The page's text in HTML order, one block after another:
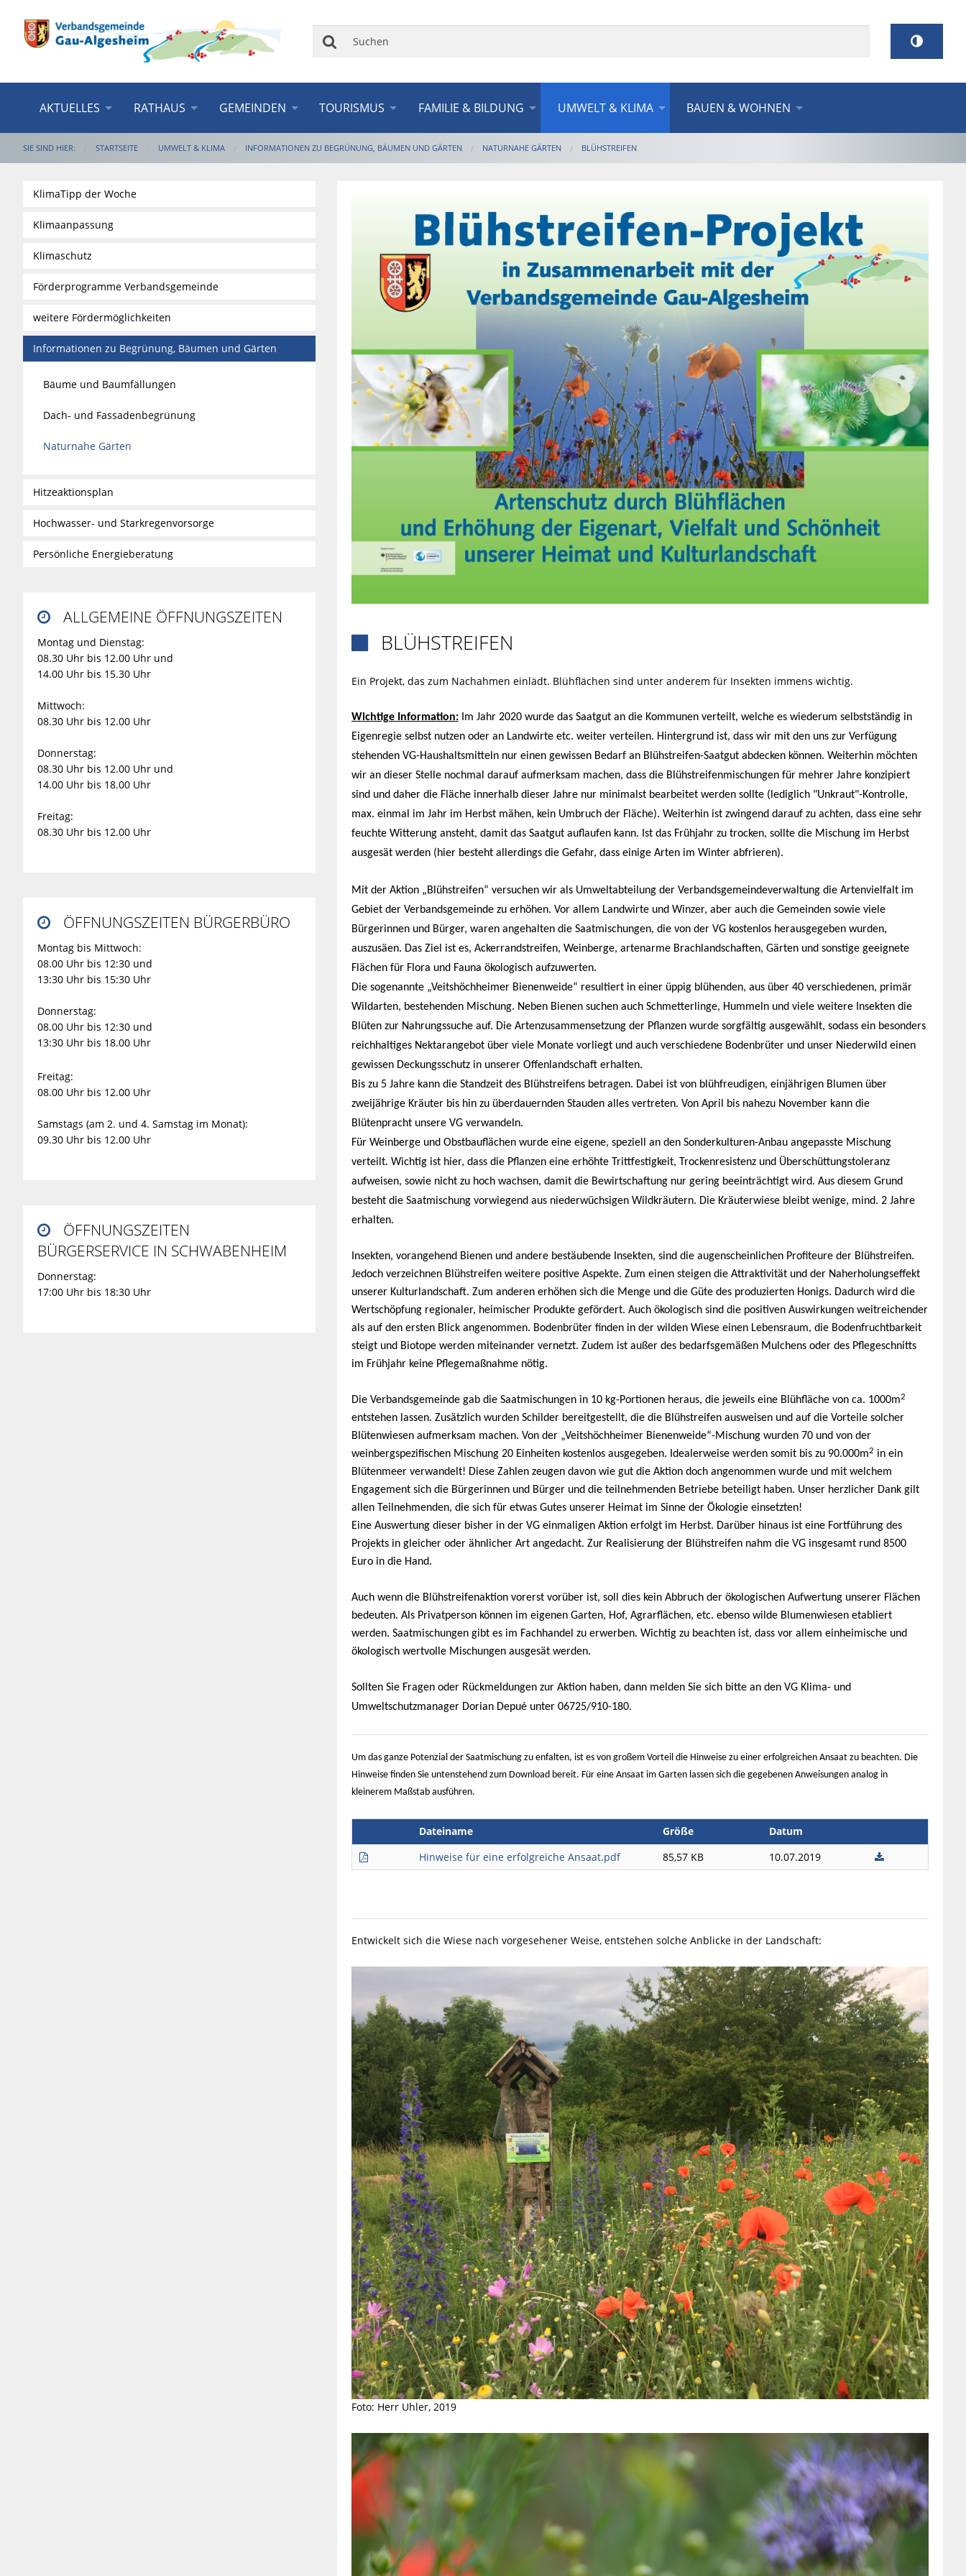
AKTUELLES RATHAUS GEMEINDEN TOURISMUS FAMILIE & BILDUNG UMWELT & KLIMA BAUEN & WOHNEN
SIE SIND HIER: STARTSEITE UMWELT & KLIMA INFORMATIONEN ZU BEGRÜNUNG, BÄUMEN UND GÄRTEN NATURNAHE GÄRTEN BLÜHSTREIFEN
BLÜHSTREIFEN
Ein Projekt, das zum Nachahmen einlädt. Blühflächen sind unter anderem für Insekten immens wichtig.
Wichtige Information:Im Jahr 2020 wurde das Saatgut an die Kommunen verteilt, welche es wiederum selbstständig in
Eigenregie selbst nutzen oder an Landwirte etc. weiter verteilen. Hintergrund ist, dass wir mit den uns zur Verfügung
stehenden VG-Haushaltsmitteln nur einen gewissen Bedarf an Blühstreifen-Saatgut abdecken können. Weiterhin möchten
wir an dieser Stelle nochmal darauf aufmerksam machen, dass die Blühstreifenmischungen für mehrer Jahre konzipiert
sind und daher die Fläche innerhalb dieser Jahre nur minimalst bearbeitet werden sollte (lediglich "Unkraut"-Kontrolle,
max. einmal im Jahr im Herbst mähen, kein Umbruch der Fläche). Weiterhin ist zwingend darauf zu achten, dass eine sehr
feuchte Witterung ansteht, damit das Saatgut auflaufen kann. Ist das Frühjahr zu trocken, sollte die Mischung im Herbst
ausgesät werden (hier besteht allerdings die Gefahr, dass einige Arten im Winter abfrieren).
Mit der Aktion „Blühstreifen“ versuchen wir als Umweltabteilung der Verbandsgemeindeverwaltung die Artenvielfalt im
Gebiet der Verbandsgemeinde zu erhöhen. Vor allem Landwirte und Winzer, aber auch die Gemeinden sowie viele
Bürgerinnen und Bürger, waren angehalten die Saatmischungen, die von der VG kostenlos herausgegeben wurden,
auszusäen. Das Ziel ist es, Ackerrandstreifen, Weinberge, artenarme Brachlandschaften, Gärten und sonstige geeignete
Flächen für Flora und Fauna ökologisch aufzuwerten.
Die sogenannte „Veitshöchheimer Bienenweide“ resultiert in einer üppig blühenden, aus über 40 verschiedenen, primär
Wildarten, bestehenden Mischung. Neben Bienen suchen auch Schmetterlinge, Hummeln und viele weitere Insekten die
Blüten zur Nahrungssuche auf. Die Artenzusammensetzung der Pflanzen wurde sorgfältig ausgewählt, sodass ein besonders
reichhaltiges Nektarangebot über viele Monate vorliegt und auch verschiedene Bodenbrüter und unser Niederwild einen
gewissen Deckungsschutz in unserer Offenlandschaft erhalten.
Bis zu 5 Jahre kann die Standzeit des Blühstreifens betragen. Dabei ist von blühfreudigen, einjährigen Blumen über
zweijährige Kräuter bis hin zu überdauernden Stauden alles vertreten. Von April bis nahezu November kann die
Blütenpracht unsere VG verwandeln.
Für Weinberge und Obstbauflächen wurde eine eigene, speziell an den Sonderkulturen-Anbau angepasste Mischung
verteilt. Wichtig ist hier, dass die Pflanzen eine erhöhte Trittfestigkeit, Trockenresistenz und Überschüttungstoleranz
aufweisen, sowie nicht zu hoch wachsen, damit die Bewirtschaftung nur gering beeinträchtigt wird. Aus diesem Grund
besteht die Saatmischung vorwiegend aus niederwüchsigen Wildkräutern. Die Kräuterwiese bleibt wenige, mind. 2 Jahre
erhalten.
Insekten, vorangehend Bienen und andere bestäubende Insekten, sind die augenscheinlichen Profiteure der Blühstreifen.
Jedoch verzeichnen Blühstreifen weitere positive Aspekte. Zum einen steigen die Attraktivität und der Naherholungseffekt
unserer Kulturlandschaft. Zum anderen erhöhen sich die Menge und die Güte des produzierten Honigs. Dadurch wird die
Wertschöpfung regionaler, heimischer Produkte gefördert. Auch ökologisch sind die positiven Auswirkungen weitreichender
als auf den ersten Blick angenommen. Bodenbrüter finden in der wilden Wiese einen Lebensraum, die Bodenfruchtbarkeit
steigt und Biotope werden miteinander vernetzt. Zudem ist außer des bedarfsgemäßen Mulchens oder des Pflegeschnitts
im Frühjahr keine Pflegemaßnahme nötig.
Die Verbandsgemeinde gab die Saatmischungen in 10 kg-Portionen heraus, die jeweils eine Blühfläche von ca. 1000m2
entstehen lassen. Zusätzlich wurden Schilder bereitgestellt, die die Blühstreifen ausweisen und auf die Vorteile solcher
Blütenwiesen aufmerksam machen. Von der „Veitshöchheimer Bienenweide“-Mischung wurden 70 und von der
weinbergspezifischen Mischung 20 Einheiten kostenlos ausgegeben. Idealerweise werden somit bis zu 90.000m2 in ein
Blütenmeer verwandelt! Diese Zahlen zeugen davon wie gut die Aktion doch angenommen wurde und mit welchem
Engagement sich die Bürgerinnen und Bürger und die teilnehmenden Betriebe beteiligt haben. Unser herzlicher Dank gilt
allen Teilnehmenden, die sich für etwas Gutes unserer Heimat im Sinne der Ökologie einsetzten!
Eine Auswertung dieser bisher in der VG einmaligen Aktion erfolgt im Herbst. Darüber hinaus ist eine Fortführung des
Projekts in gleicher oder ähnlicher Art angedacht. Zur Realisierung der Blühstreifen nahm die VG insgesamt rund 8500
Euro in die Hand.
Auch wenn die Blühstreifenaktion vorerst vorüber ist, soll dies kein Abbruch der ökologischen Aufwertung unserer Flächen
bedeuten. Als Privatperson können im eigenen Garten, Hof, Agrarflächen, etc. ebenso wilde Blumenwiesen etabliert
werden. Saatmischungen gibt es im Fachhandel zu erwerben. Wichtig zu beachten ist, dass vor allem einheimische und
ökologisch wertvolle Mischungen ausgesät werden.
Sollten Sie Fragen oder Rückmeldungen zur Aktion haben, dann melden Sie sich bitte an den VG Klima- und
Umweltschutzmanager Dorian Depué unter 06725/910-180.
Um das ganze Potenzial der Saatmischung zu enfalten, ist es von großem Vorteil die Hinweise zu einer erfolgreichen Ansaat zu beachten. Die
Hinweise finden Sie untenstehend zum Download bereit. Für eine Ansaat im Garten lassen sich die gegebenen Anweisungen analog in
kleinerem Maßstab ausführen.
Dateiname Größe
Datum
Hinweise für eine erfolgreiche Ansaat.pdf
85,57 KB 10.07.2019
Entwickelt sich die Wiese nach vorgesehener Weise, entstehen solche Anblicke in der Landschaft:
Foto: Herr Uhler, 2019
KlimaTipp der Woche
Klimaanpassung
Klimaschutz
Förderprogramme Verbandsgemeinde
weitere Fördermöglichkeiten
Informationen zu Begrünung, Bäumen und Gärten
Bäume und Baumfällungen
Dach- und Fassadenbegrünung
Naturnahe Gärten
Hitzeaktionsplan
Hochwasser- und Starkregenvorsorge
Persönliche Energieberatung
 ALLGEMEINE ÖFFNUNGSZEITEN
Montag und Dienstag:
08.30 Uhr bis 12.00 Uhr und
14.00 Uhr bis 15.30 Uhr
Mittwoch:
08.30 Uhr bis 12.00 Uhr
Donnerstag:
08.30 Uhr bis 12.00 Uhr und
14.00 Uhr bis 18.00 Uhr
Freitag:
08.30 Uhr bis 12.00 Uhr
 ÖFFNUNGSZEITEN BÜRGERBÜRO
Montag bis Mittwoch:
08.00 Uhr bis 12:30 und
13:30 Uhr bis 15:30 Uhr
Donnerstag:
08.00 Uhr bis 12:30 und
13:30 Uhr bis 18.00 Uhr
Freitag:
08.00 Uhr bis 12.00 Uhr
Samstags (am 2. und 4. Samstag im Monat):
09.30 Uhr bis 12.00 Uhr

ÖFFNUNGSZEITEN
BÜRGERSERVICE IN SCHWABENHEIM
Donnerstag:
17:00 Uhr bis 18:30 Uhr